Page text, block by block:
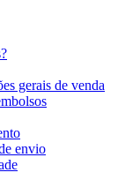
gerais de venda
envio